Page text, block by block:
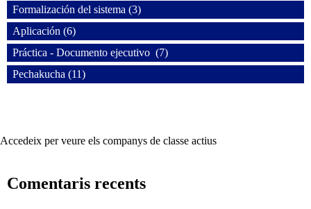
Formalización del sistema (3)
Aplicación (6)
Práctica - Documento ejecutivo (7)
Pechakucha (11)
Accedeix per veure els companys de classe actius
Comentaris recents